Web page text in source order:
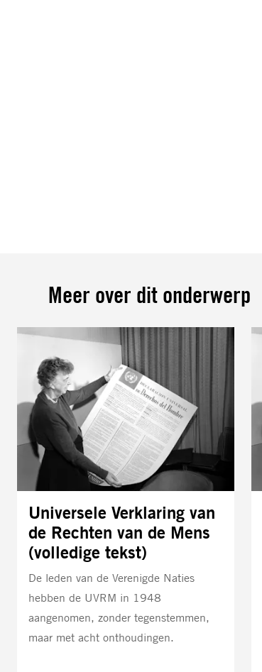
Meer over dit onderwerp
Universele Verklaring van
de Rechten van de Mens
(volledige tekst)
De leden van de Verenigde Naties
hebben de UVRM in 1948
aangenomen, zonder tegenstemmen,
maar met acht onthoudingen.